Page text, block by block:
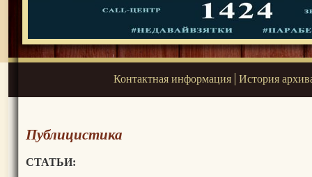
Контактная информация История
Публицистика
СТАТЬИ: